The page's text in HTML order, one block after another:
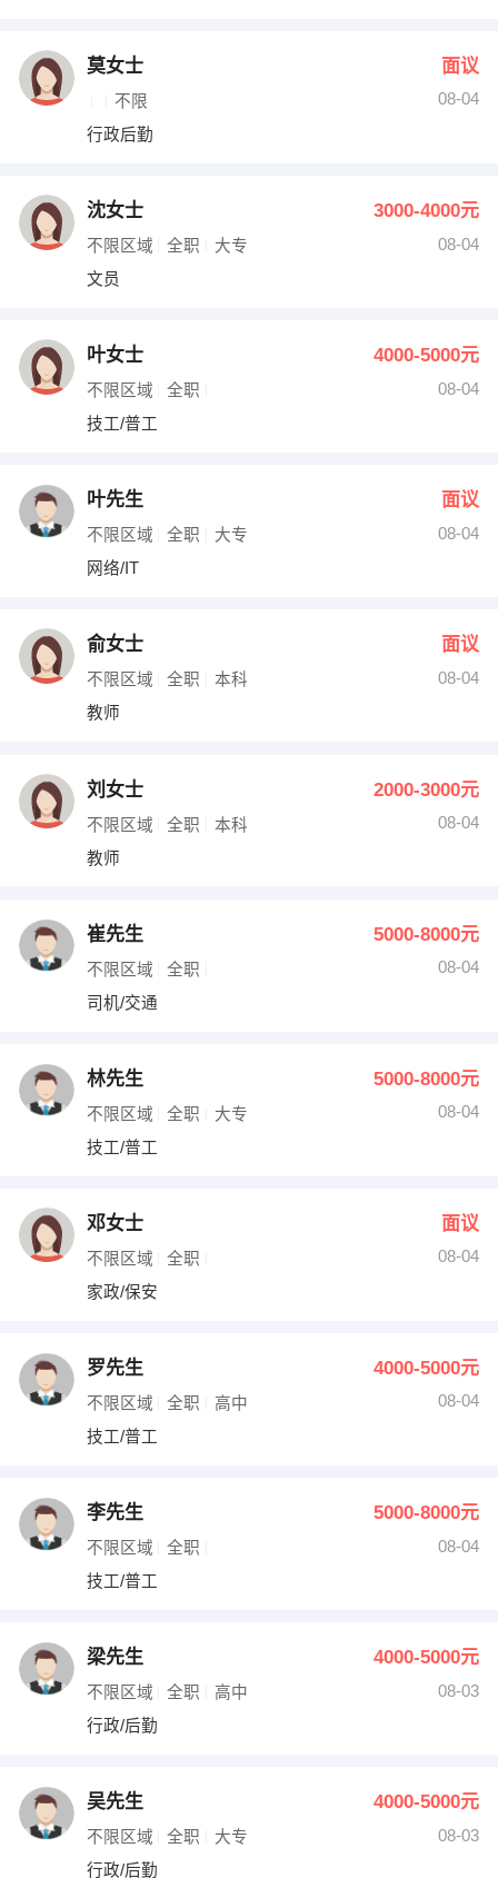
莫女士 面议
不限
08-04
行政后勤
沈女士 3000-4000元
不限区域 全职 大专
08-04
文员
叶女士 4000-5000元
不限区域 全职
08-04
技工/普工
叶先生 面议
不限区域 全职 大专
08-04
网络/IT
俞女士 面议
不限区域 全职 本科
08-04
教师
刘女士 2000-3000元
不限区域 全职 本科
08-04
教师
崔先生 5000-8000元
不限区域 全职
08-04
司机/交通
林先生 5000-8000元
不限区域 全职 大专
08-04
技工/普工
邓女士 面议
不限区域 全职
08-04
家政/保安
罗先生 4000-5000元
不限区域 全职 高中
08-04
技工/普工
李先生 5000-8000元
不限区域 全职
08-04
技工/普工
梁先生 4000-5000元
不限区域 全职 高中
08-03
行政/后勤
吴先生 4000-5000元
不限区域 全职 大专
08-03
行政/后勤